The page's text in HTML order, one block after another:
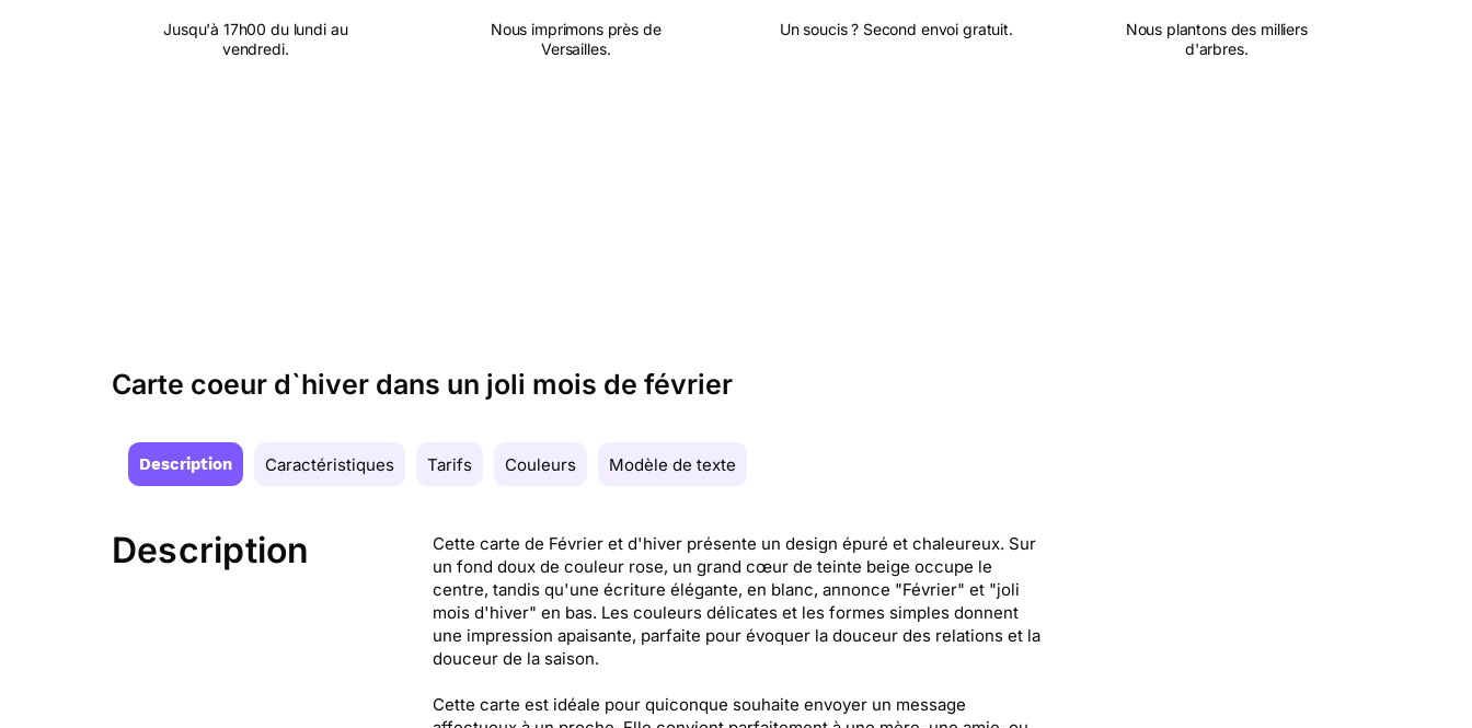
Jusqu'à 17h00 du lundi au
vendredi.
Nous imprimons près de
Versailles.
Un soucis ? Second envoi gratuit.
Nous plantons des milliers
d'arbres.
Carte coeur d`hiver dans un joli mois de février
Description Caractéristiques Tarifs Couleurs Modèle de texte
Description
Cette carte de Février et d'hiver présente un design épuré et chaleureux. Sur
un fond doux de couleur rose, un grand cœur de teinte beige occupe le
centre, tandis qu'une écriture élégante, en blanc, annonce "Février" et "joli
mois d'hiver" en bas. Les couleurs délicates et les formes simples donnent
une impression apaisante, parfaite pour évoquer la douceur des relations et la
douceur de la saison.
Cette carte est idéale pour quiconque souhaite envoyer un message